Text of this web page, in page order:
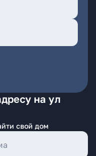
на ул
свой дом